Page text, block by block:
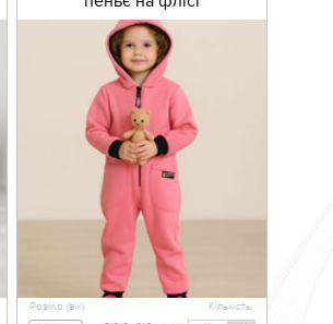
Розмір (вік) Кількість